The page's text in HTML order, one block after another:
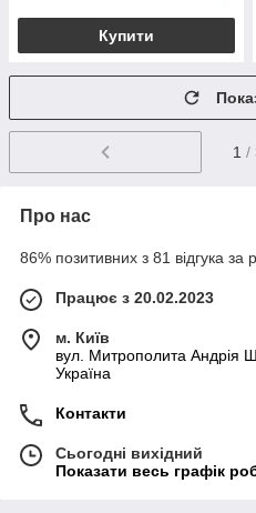
Купити
1 /
Про нас
86% позитивних з 81 відгука за
Працює з 20.02.2023
м. Київ
вул. Митрополита Андрія
Україна
Контакти
Сьогодні вихідний
Показати весь графік